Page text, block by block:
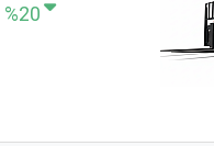
%20